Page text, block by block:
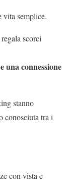
semplice.
scorci
una connessione
stanno
conosciuta tra i
con vista e